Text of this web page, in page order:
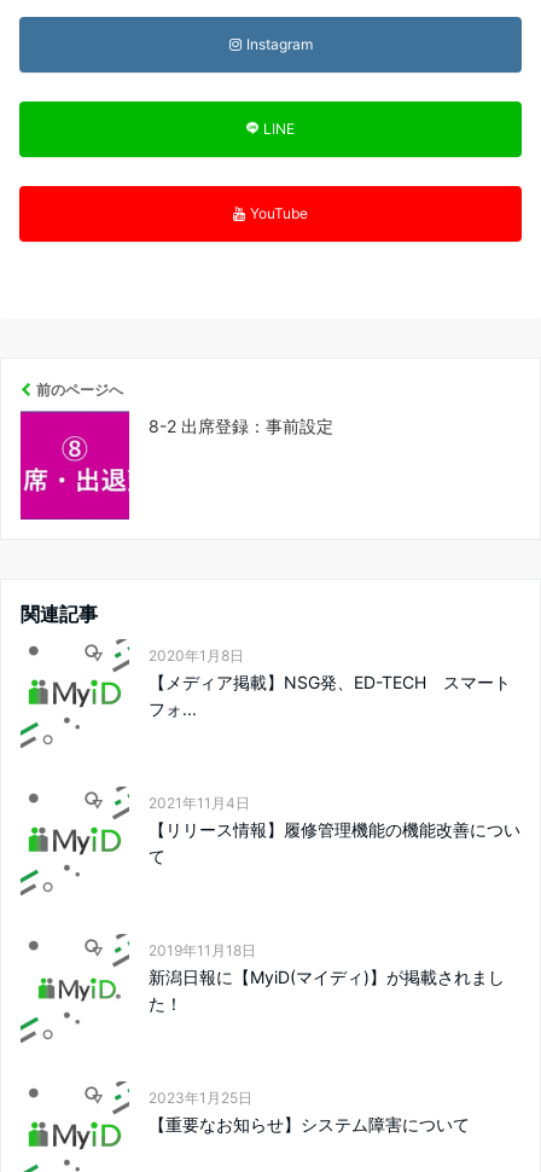
Instagram
LINE
YouTube
前のページへ
8-2 出席登録：事前設定
関連記事
2020年1月8日
【メディア掲載】NSG発、ED-TECH スマート
フォ...
2021年11月4日
【リリース情報】履修管理機能の機能改善につい
て
2019年11月18日
新潟日報に【MyiD(マイディ)】が掲載されまし
た！
2023年1月25日
【重要なお知らせ】システム障害について